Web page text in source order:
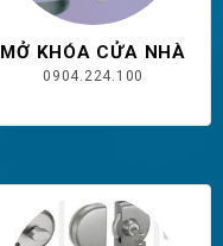
MỞ KHÓA CỬA NHÀ
0904.224.100